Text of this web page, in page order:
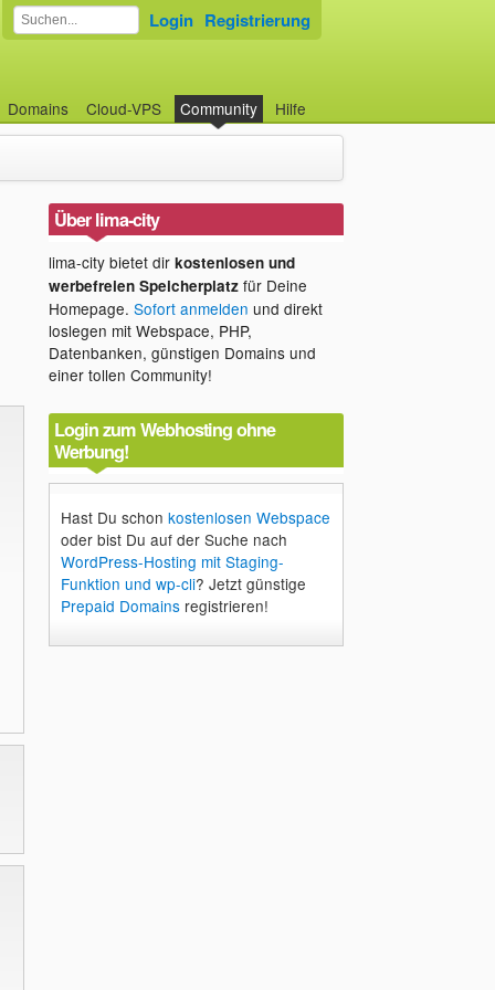
Domains Cloud-VPS Community Hilfe
Login Registrierung
Über lima-city
lima-city bietet dir kostenlosen und
werbefreien Speicherplatzfür Deine
Homepage. Sofort anmelden und direkt
loslegen mit Webspace, PHP,
Datenbanken, günstigen Domains und
einer tollen Community!
Login zum Webhosting ohne
Werbung!
Hast Du schon kostenlosen Webspace
oder bist Du auf der Suche nach
WordPress-Hosting mit Staging-
Funktion und wp-cli? Jetzt günstige
Prepaid Domainsregistrieren!